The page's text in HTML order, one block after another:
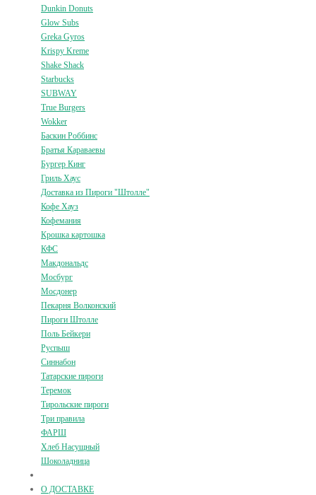
Dunkin Donuts
Glow Subs
Greka Gyros
Krispy Kreme
Shake Shack
Starbucks
SUBWAY
True Burgers
Wokker
Баскин Роббинс
Братья Караваевы
Бургер Кинг
Гриль Хаус
Доставка из Пироги "Штолле"
Кофе Хауз
Кофемания
Крошка картошка
КФС
Макдональдс
Мосбург
Мосдонер
Пекарня Волконский
Пироги Штолле
Поль Бейкери
Руспыш
Синнабон
Татарские пироги
Теремок
Тирольские пироги
Три правила
ФАРШ
Хлеб Насущный
Шоколадница
О ДОСТАВКЕ